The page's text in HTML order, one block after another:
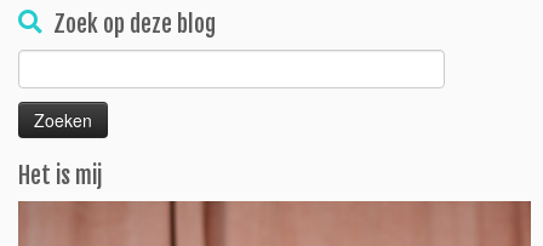
Zoek op deze blog
naar:
Het is mij